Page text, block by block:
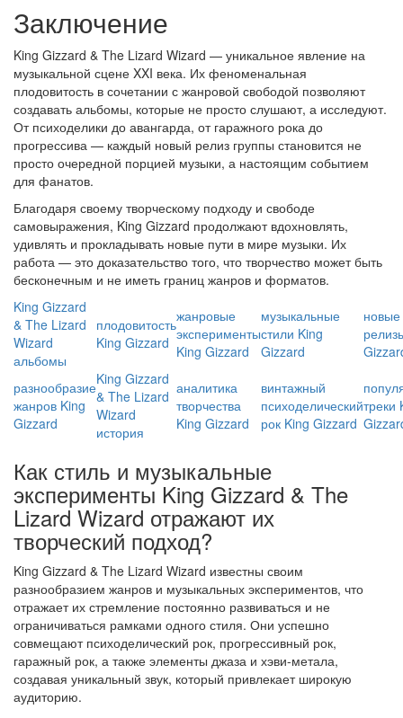
Заключение
King Gizzard & The Lizard Wizard — уникальное явление на
музыкальной сцене XXI века. Их феноменальная
плодовитость в сочетании с жанровой свободой позволяют
создавать альбомы, которые не просто слушают, а исследуют.
От психоделики до авангарда, от гаражного рока до
прогрессива — каждый новый релиз группы становится не
просто очередной порцией музыки, а настоящим событием
для фанатов.
Благодаря своему творческому подходу и свободе
самовыражения, King Gizzard продолжают вдохновлять,
удивлять и прокладывать новые пути в мире музыки. Их
работа — это доказательство того, что творчество может быть
бесконечным и не иметь границ жанров и форматов.
King Gizzard
& The Lizard
Wizard
альбомы
плодовитость
King Gizzard
жанровые
эксперименты
King Gizzard
музыкальные
стили King
Gizzard
новые
разнообразие
жанров King
Gizzard
King Gizzard
& The Lizard
Wizard
история
аналитика
творчества
King Gizzard
винтажный
психоделический
рок King Gizzard
треки
Как стиль и музыкальные
эксперименты King Gizzard & The
Lizard Wizard отражают их
творческий подход?
King Gizzard & The Lizard Wizard известны своим
разнообразием жанров и музыкальных экспериментов, что
отражает их стремление постоянно развиваться и не
ограничиваться рамками одного стиля. Они успешно
совмещают психоделический рок, прогрессивный рок,
гаражный рок, а также элементы джаза и хэви-метала,
создавая уникальный звук, который привлекает широкую
аудиторию.